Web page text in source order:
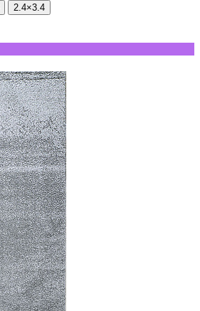
2.4×3.4